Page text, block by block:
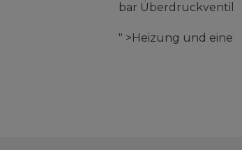
bar Überdruckventil
" >Heizung und eine